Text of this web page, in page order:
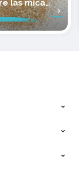
las micas
arcillas
de